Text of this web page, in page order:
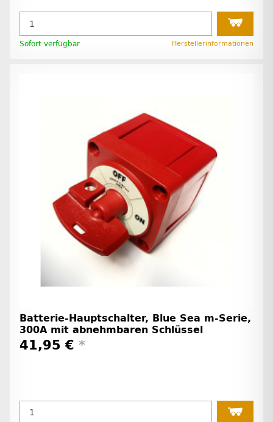
Sofort verfügbar Herstellerinformationen
Batterie-Hauptschalter, Blue Sea m-Serie,
300A mit abnehmbaren Schlüssel
41,95 € *